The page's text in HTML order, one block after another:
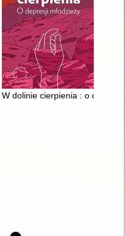
W dolinie cierpienia : o depresji